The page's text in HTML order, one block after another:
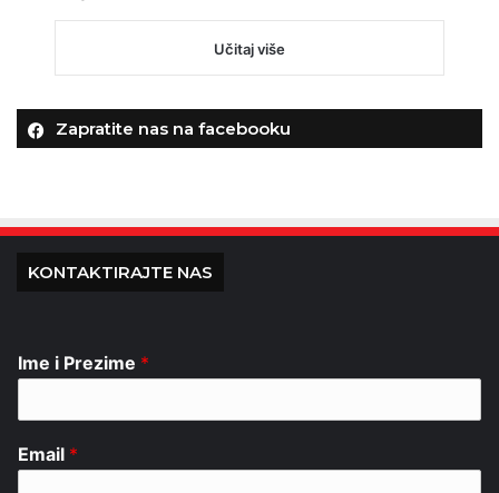
Učitaj više
Zapratite nas na facebooku
KONTAKTIRAJTE NAS
Ime i Prezime *
Email *